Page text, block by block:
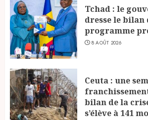
Tchad : le
dresse le bilan
programme
8 AOÛT 2026
Ceuta : une
bilan de la
s’élève à 141